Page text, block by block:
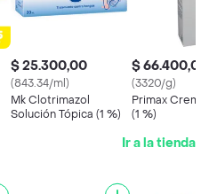
$ 25.300,00
(843.34/ml)
Mk Clotrimazol
Solución Tópica (1 %)
$ 66.400,00
(3320/g)
Primax Crema
(1 %)
Ir a la tienda